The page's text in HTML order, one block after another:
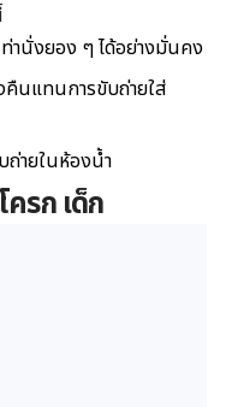
ท่านั่งยอง ๆ ได้อย่างมั่นคง
คืนแทนการขับถ่ายใส่
ถ่ายในห้องน้ำ
รก เด็ก